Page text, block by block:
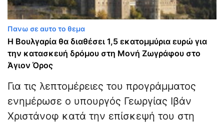
Πανω σε αυτο το θεμα
Η Βουλγαρία θα διαθέσει 1,5 εκατομμύρια ευρώ για
την κατασκευή δρόμου στη Μονή Ζωγράφου στο
Άγιον Όρος
Για τις λεπτομέρειες του προγράμματος
ενημέρωσε ο υπουργός Γεωργίας Ιβάν
Χριστάνοφ κατά την επίσκεψή του στη